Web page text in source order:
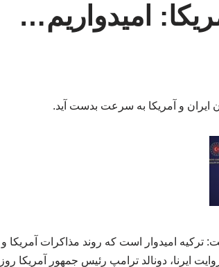
امیدواریم…
ایران و آمریکا به سرعت بدست آید.
ترکیه امیدوار است که روند مذاکرات آمریکا و
ایرنا، دونالد ‏ترامپ رئیس جمهور آمریکا روز